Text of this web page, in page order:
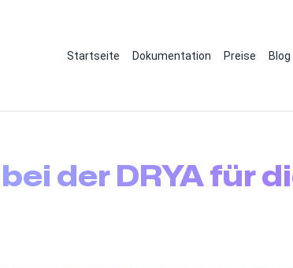
Startseite Dokumentation Preise Blog
der DRYA für